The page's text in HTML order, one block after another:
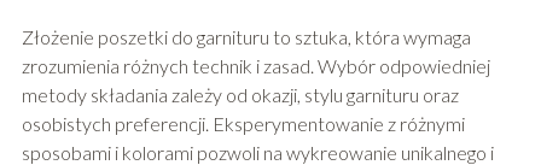
Złożenie poszetki do garnituru to sztuka, która wymaga
zrozumienia różnych technik i zasad. Wybór odpowiedniej
metody składania zależy od okazji, stylu garnituru oraz
osobistych preferencji. Eksperymentowanie z różnymi
sposobami i kolorami pozwoli na wykreowanie unikalnego i